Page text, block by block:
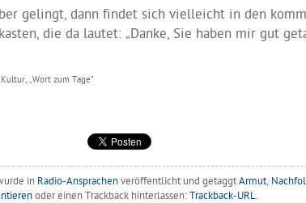
gelingt, dann findet sich vielleicht in den
die da lautet: „Danke, Sie haben mir gut
„Wort zum Tage“
in Radio-Ansprachenveröffentlicht und getaggtArmut,
oder einen Trackback hinterlassen:Trackback-URL.